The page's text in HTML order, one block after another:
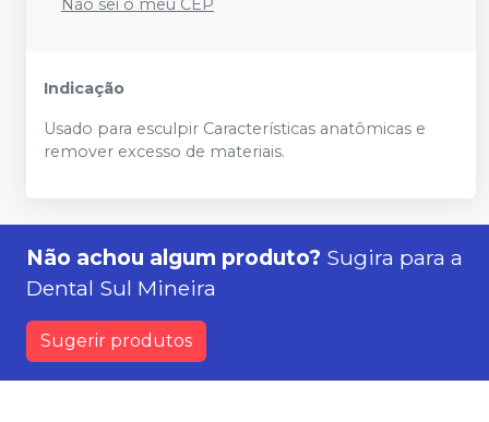
Não sei o meu CEP
Indicação
Usado para esculpir Características anatômicas e
remover excesso de materiais.
Não achou algum produto? Sugira para a
Dental Sul Mineira
Sugerir produtos